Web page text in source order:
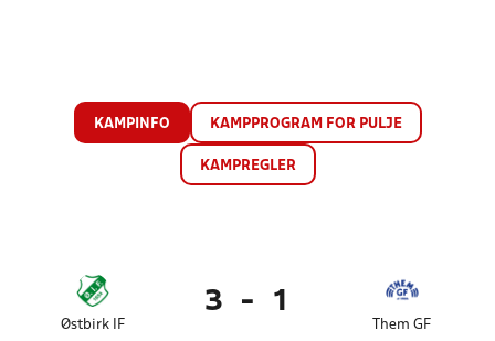
KAMPINFO KAMPPROGRAM FOR PULJE
KAMPREGLER
Østbirk IF
3 - 1
Them GF